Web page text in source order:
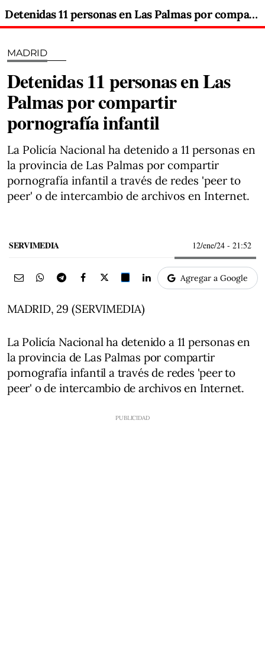
Detenidas 11 personas en Las Palmas por compartir pornografía infantil
MADRID
Detenidas 11 personas en Las
Palmas por compartir
pornografía infantil
La Policía Nacional ha detenido a 11 personas en
la provincia de Las Palmas por compartir
pornografía infantil a través de redes 'peer to
peer' o de intercambio de archivos en Internet.
SERVIMEDIA 12/ene/24 - 21:52
Agregar a Google
MADRID, 29 (SERVIMEDIA)
La Policía Nacional ha detenido a 11 personas en
la provincia de Las Palmas por compartir
pornografía infantil a través de redes 'peer to
peer' o de intercambio de archivos en Internet.